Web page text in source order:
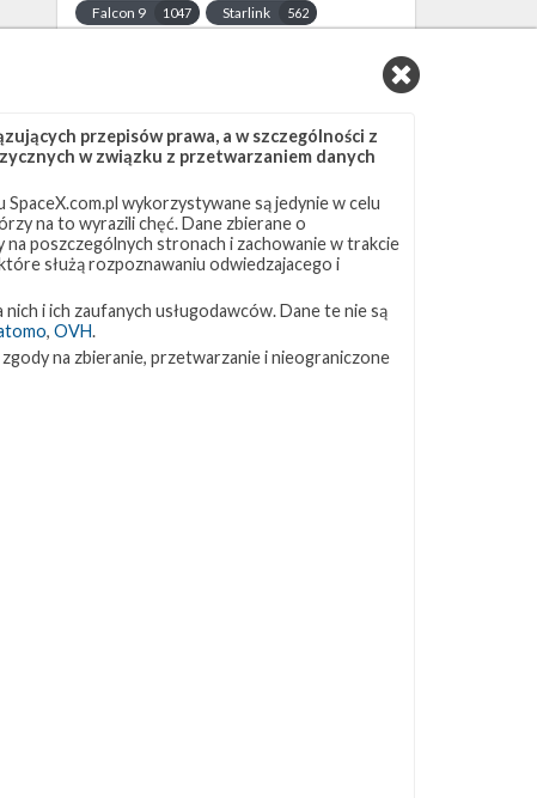
Falcon 9 1047 Starlink 562
JRTI 214 ASOG 182
Starship 107 Landing Zone 1 96
Loty załogowe 95 ISS 93
ZAPRZYJAŹNIONE STRONY
Kosmogadka
przepisów prawa, a w szczególności z
w związku z przetwarzaniem danych
wykorzystywane są jedynie w celu
na to wyrazili chęć. Dane zbierane o
poszczególnych stronach i zachowanie w trakcie
służą rozpoznawaniu odwiedzajacego i
i ich zaufanych usługodawców. Dane te nie są
, OVH.
na zbieranie, przetwarzanie i nieograniczone